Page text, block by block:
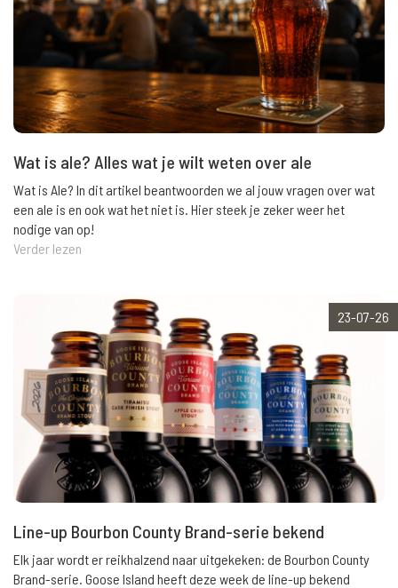
Wat is ale? Alles wat je wilt weten over ale
Wat is Ale? In dit artikel beantwoorden we al jouw vragen over wat
een ale is en ook wat het niet is. Hier steek je zeker weer het
nodige van op!
Verder lezen
23-07-26
Line-up Bourbon County Brand-serie bekend
Elk jaar wordt er reikhalzend naar uitgekeken: de Bourbon County
Brand-serie. Goose Island heeft deze week de line-up bekend